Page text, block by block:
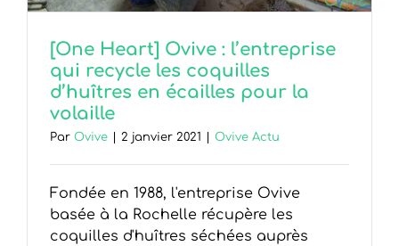
[One Heart] Ovive : l’entreprise
qui recycle les coquilles
d’huîtres en écailles pour la
volaille
Par Ovive 2 janvier 2021 Ovive Actu
Fondée en 1988, l'entreprise Ovive
basée à la Rochelle récupère les
coquilles d'huîtres séchées auprès